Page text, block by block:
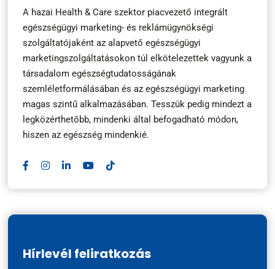
A hazai Health & Care szektor piacvezető integrált
egészségügyi marketing- és reklámügynökségi
szolgáltatójaként az alapvető egészségügyi
marketingszolgáltatásokon túl elkötelezettek vagyunk a
társadalom egészségtudatosságának
szemléletformálásában és az egészségügyi marketing
magas szintű alkalmazásában. Tesszük pedig mindezt a
legközérthetőbb, mindenki által befogadható módon,
hiszen az egészség mindenkié.
Hírlevél feliratkozás